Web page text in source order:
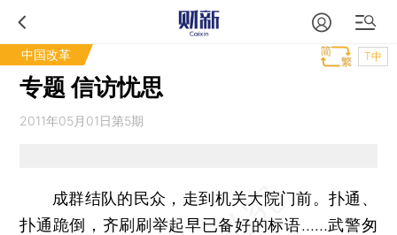
中国改革 T中
专题 信访忧思
2011年05月01日第5期
成群结队的民众，走到机关大院门前。扑通、
扑通跪倒，齐刷刷举起早已备好的标语……武警匆